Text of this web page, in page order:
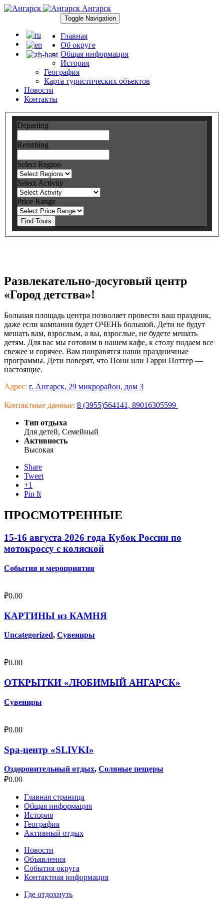
Ангарск
Toggle Navigation
Главная
Об округе
Общая информация
История
География
Карта туристических объектов
Новости
Контакты
Departing
Returning
Select Region
Select Activity
Price Range
Find Tours
Развлекательно-досуговый центр
«Город детства»!
Большая площадь центра позволяет провести ваш праздник,
даже если компания будет ОЧЕНЬ большой. Дети не будут
мешать вам, взрослым, а вы, взрослые, не будете мешать
детям. Для вас мы готовим в нашем кафе, к столу подаем все
свежее и горячее. Вам понравятся наши праздничные
программы. Дети поверят, что Пони или Гарри Поттер —
настоящие.
Адрес: г. Ангарск, 29 микрорайон, дом 3
Контактные данные: 8 (3955)564141, 89016305599
Тип отдыха
Для детей, Семейный
Активность
Высокая
Share
Tweet
+1
Pin It
ПРОСМОТРЕННЫЕ
15-16 августа 2026 года Кубок России по
мотокроссу с коляской
События и мероприятия
₽0.00
КАРТИНЫ из КАМНЯ
Uncategorized, Сувениры
₽0.00
ОТКРЫТКИ «ЛЮБИМЫЙ АНГАРСК»
Сувениры
₽0.00
Spa-центр «SLIVKI»
Оздоровительный отдых, Соляные пещеры
₽0.00
Главная страница
Общая информация
История
География
Активный отдых
Новости
Объявления
События округа
Контактная информация
Где отдохнуть